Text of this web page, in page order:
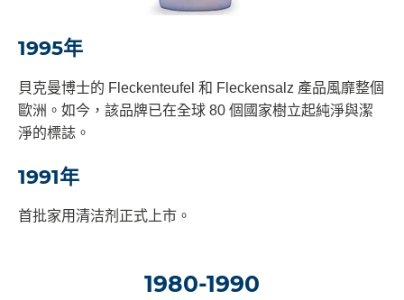
1995年
貝克曼博士的 Fleckenteufel 和 Fleckensalz 產品風靡整個
歐洲。如今，該品牌已在全球 80 個國家樹立起純淨與潔
淨的標誌。
1991年
首批家用清洁剂正式上市。
1980-1990